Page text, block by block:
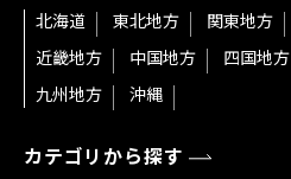
北海道 東北地方 関東地方
近畿地方
中国地方
四国地方
九州地方
沖縄
カテゴリから探す